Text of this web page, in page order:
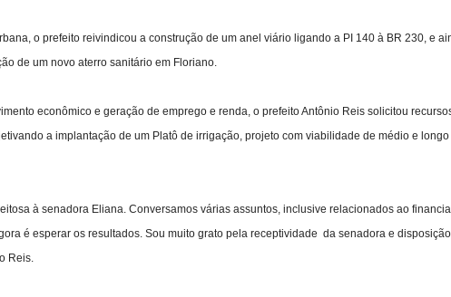
o prefeito reivindicou a construção de um anel viário ligando a PI 140 à BR 230, e
de um novo aterro sanitário em Floriano.
econômico e geração de emprego e renda, o prefeito Antônio Reis solicitou
a implantação de um Platô de irrigação, projeto com viabilidade de médio e
à senadora Eliana. Conversamos várias assuntos, inclusive relacionados ao
é esperar os resultados. Sou muito grato pela receptividade da senadora e
Reis.